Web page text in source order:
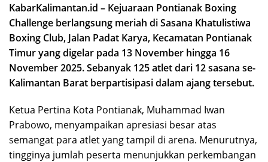
KabarKalimantan.id – Kejuaraan Pontianak Boxing
Challenge berlangsung meriah di Sasana Khatulistiwa
Boxing Club, Jalan Padat Karya, Kecamatan Pontianak
Timur yang digelar pada 13 November hingga 16
November 2025. Sebanyak 125 atlet dari 12 sasana se-
Kalimantan Barat berpartisipasi dalam ajang tersebut.
Ketua Pertina Kota Pontianak, Muhammad Iwan
Prabowo, menyampaikan apresiasi besar atas
semangat para atlet yang tampil di arena. Menurutnya,
tingginya jumlah peserta menunjukkan perkembangan